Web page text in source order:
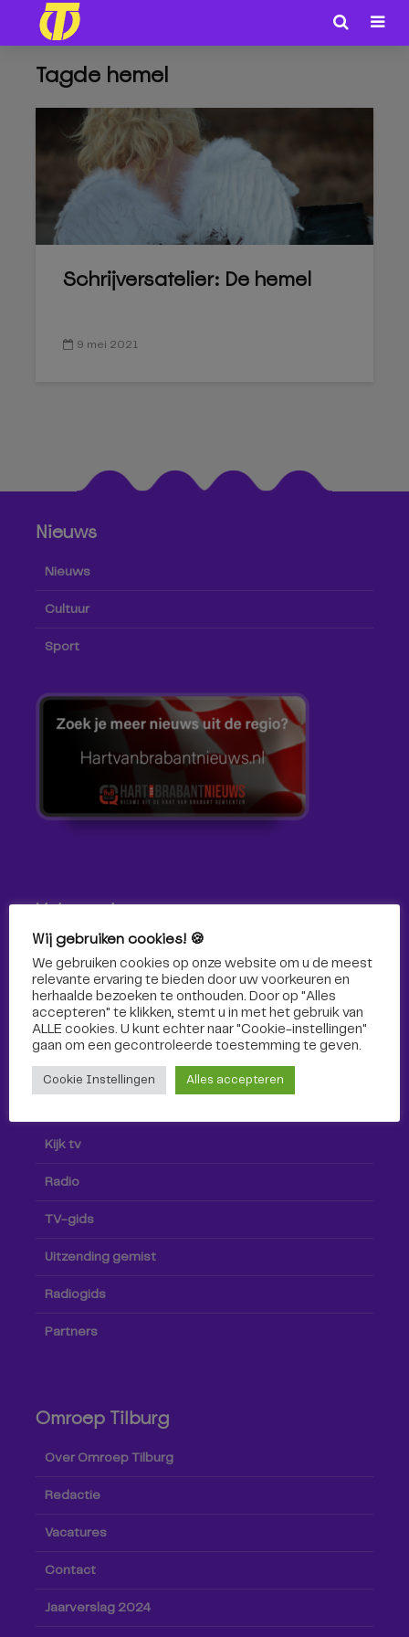
Tagde hemel
Schrijversatelier: De hemel
9 mei 2021
Nieuws
Nieuws
Cultuur
Sport
Volg ons!
Volg Omroep Tilburg niet alleen hier, maar ook via social
media!
Kijk tv
Radio
TV-gids
Uitzending gemist
Radiogids
Partners
Omroep Tilburg
Over Omroep Tilburg
Redactie
Vacatures
Contact
Jaarverslag 2024
Wij gebruiken cookies! 🍪
We gebruiken cookies op onze website om u de meest
relevante ervaring te bieden door uw voorkeuren en
herhaalde bezoeken te onthouden. Door op "Alles
accepteren" te klikken, stemt u in met het gebruik van
ALLE cookies. U kunt echter naar "Cookie-instellingen"
gaan om een ​​gecontroleerde toestemming te geven.
Cookie Instellingen Alles accepteren